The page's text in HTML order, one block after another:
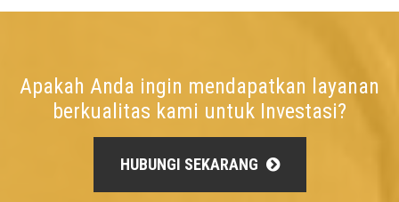
Apakah Anda ingin mendapatkan layanan
berkualitas kami untuk Investasi?
HUBUNGI SEKARANG